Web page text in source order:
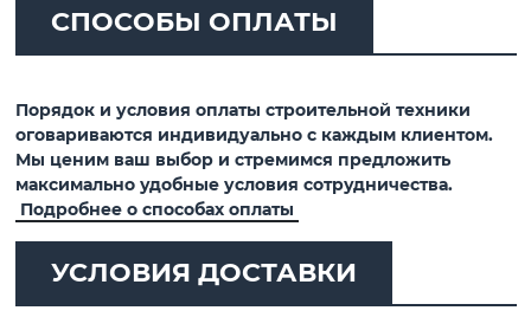
СПОСОБЫ ОПЛАТЫ
Порядок и условия оплаты строительной техники
оговариваются индивидуально с каждым клиентом.
Мы ценим ваш выбор и стремимся предложить
максимально удобные условия сотрудничества.
Подробнее о способах оплаты
УСЛОВИЯ ДОСТАВКИ